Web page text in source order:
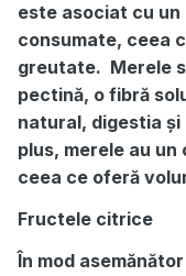
este asociat cu
consumate, ceea
greutate. Merele
pectină, o fibră
natural, digestia
plus, merele au
ceea ce oferă
Fructele citrice
În mod